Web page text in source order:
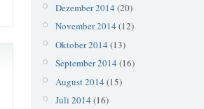
Dezember 2014 (20)
November 2014 (12)
Oktober 2014 (13)
September 2014 (16)
August 2014 (15)
Juli 2014 (16)